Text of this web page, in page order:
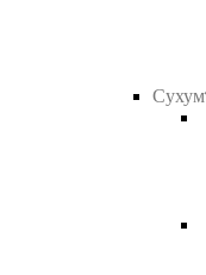
Сухум